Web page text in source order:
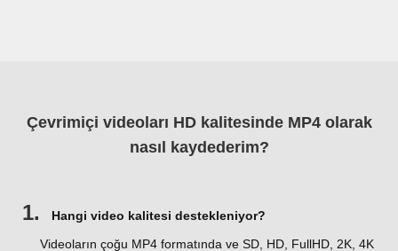
Çevrimiçi videoları HD kalitesinde MP4 olarak
nasıl kaydederim?
1.
Hangi video kalitesi destekleniyor?
Videoların çoğu MP4 formatında ve SD, HD, FullHD, 2K, 4K